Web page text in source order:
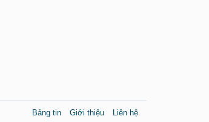
Bảng tin Giới thiệu Liên hệ